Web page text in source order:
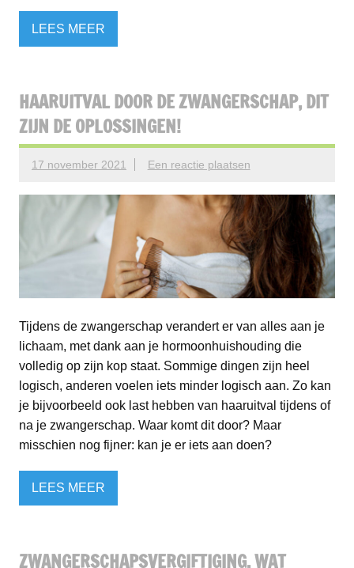
LEES MEER
HAARUITVAL DOOR DE ZWANGERSCHAP, DIT
ZIJN DE OPLOSSINGEN!
17 november 2021 Een reactie plaatsen
Tijdens de zwangerschap verandert er van alles aan je
lichaam, met dank aan je hormoonhuishouding die
volledig op zijn kop staat. Sommige dingen zijn heel
logisch, anderen voelen iets minder logisch aan. Zo kan
je bijvoorbeeld ook last hebben van haaruitval tijdens of
na je zwangerschap. Waar komt dit door? Maar
misschien nog fijner: kan je er iets aan doen?
LEES MEER
ZWANGERSCHAPSVERGIFTIGING, WAT